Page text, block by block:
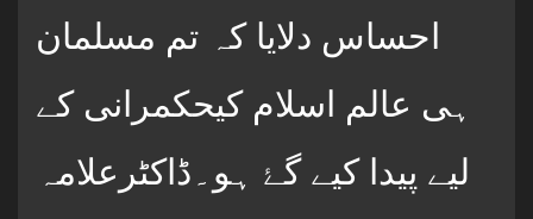
احساس دلایا کہ تم مسلمان
ہی عالم اسلام کیحکمرانی کے
لیے پیدا کیے گۓ ہو۔ڈاکٹرعلامہ